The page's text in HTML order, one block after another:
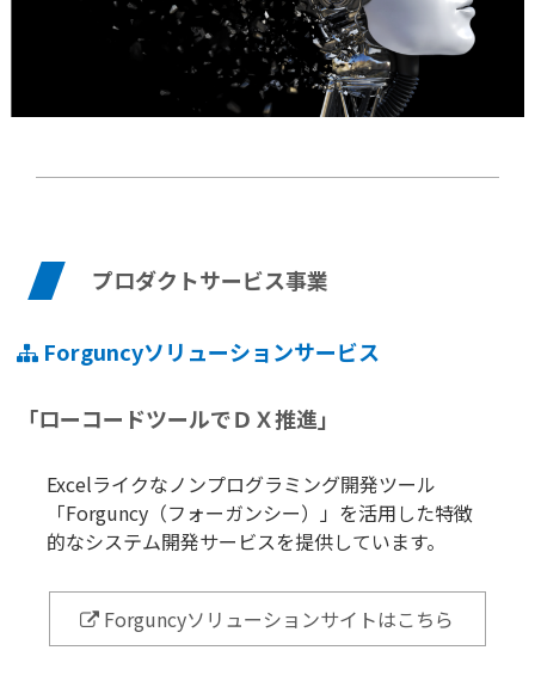
プロダクトサービス事業
Forguncyソリューションサービス
「ローコードツールでＤＸ推進」
Excelライクなノンプログラミング開発ツール
「Forguncy（フォーガンシー）」を活用した特徴
的なシステム開発サービスを提供しています。
Forguncyソリューションサイトはこちら